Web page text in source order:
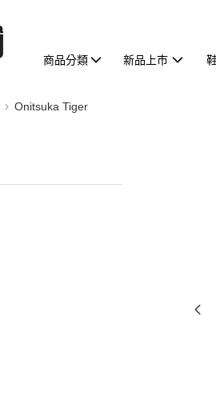
商品分類 新品上市
Onitsuka Tiger